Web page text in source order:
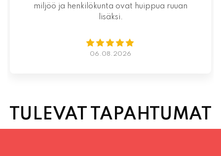
miljöö ja henkilökunta ovat huippua ruuan
lisäksi.
06.08.2026
TULEVAT TAPAHTUMAT